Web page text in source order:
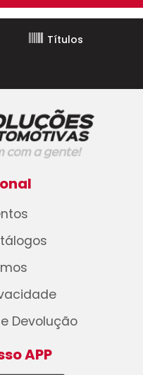
Títulos
Devolução
APP